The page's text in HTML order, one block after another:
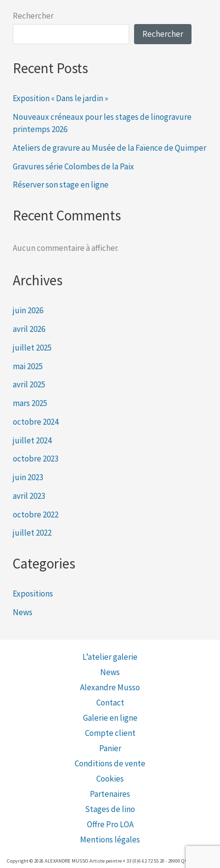
Rechercher
Rechercher
Recent Posts
Exposition « Dans le jardin »
Nouveaux créneaux pour les stages de linogravure
printemps 2026
Ateliers de gravure au Musée de la Faïence de Quimper
Gravures série Colombes de la Paix
Réserver son stage en ligne
Recent Comments
Aucun commentaire à afficher.
Archives
juin 2026
avril 2026
juillet 2025
mai 2025
avril 2025
mars 2025
octobre 2024
juillet 2024
octobre 2023
juin 2023
avril 2023
octobre 2022
juillet 2022
Categories
Expositions
News
L’atelier galerie
News
Alexandre Musso
Contact
Galerie en ligne
Compte client
Panier
Conditions de vente
Cookies
Partenaires
Stages de lino
Offre Pro LOA
Mentions légales
Copyright © 2026 ALEXANDRE MUSSO Artiste peintre + 33 (0)6 62 72 55 20 - 29000 QUIMPER (FR)